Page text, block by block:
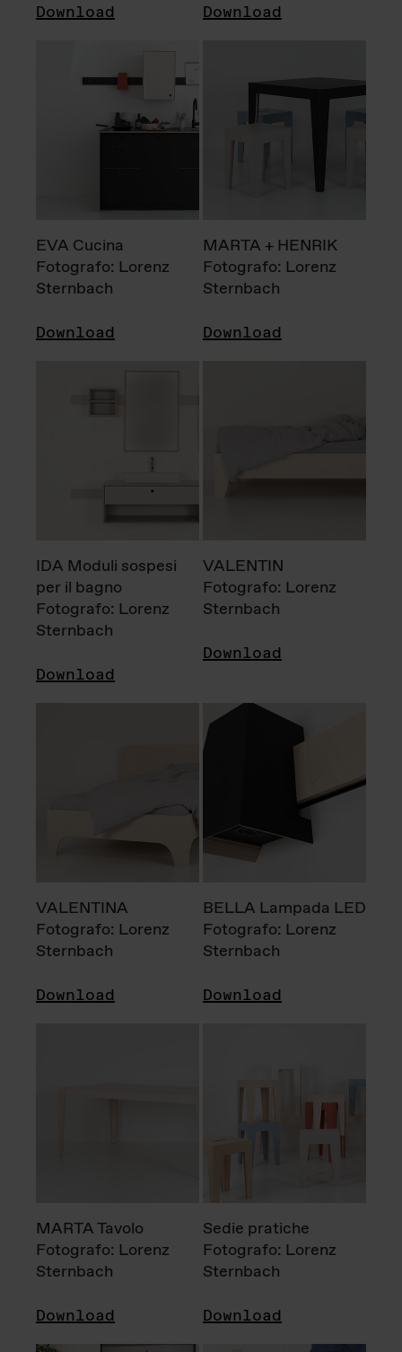
Download Download
EVA Cucina
Fotografo: Lorenz
Sternbach
Download
MARTA + HENRIK
Fotografo: Lorenz
Sternbach
Download
IDA Moduli sospesi
per il bagno
Fotografo: Lorenz
Sternbach
Download
VALENTIN
Fotografo: Lorenz
Sternbach
Download
VALENTINA
Fotografo: Lorenz
Sternbach
Download
BELLA Lampada LED
Fotografo: Lorenz
Sternbach
Download
MARTA Tavolo
Fotografo: Lorenz
Sternbach
Download
Sedie pratiche
Fotografo: Lorenz
Sternbach
Download